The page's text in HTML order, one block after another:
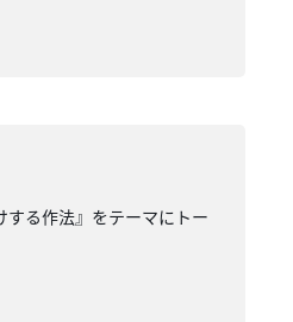
る作法』をテーマにトー